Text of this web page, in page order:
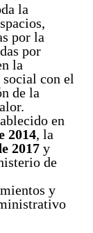
información
y/o
de Búsqueda
la
por la
por
la
con el
de la
en
2014, la
2017 y
de
y